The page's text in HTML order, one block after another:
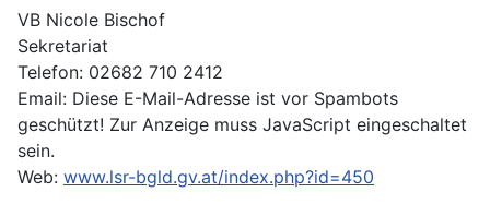
VB Nicole Bischof
Sekretariat
Telefon: 02682 710 2412
Email: Diese E-Mail-Adresse ist vor Spambots
geschützt! Zur Anzeige muss JavaScript eingeschaltet
sein.
Web: www.lsr-bgld.gv.at/index.php?id=450